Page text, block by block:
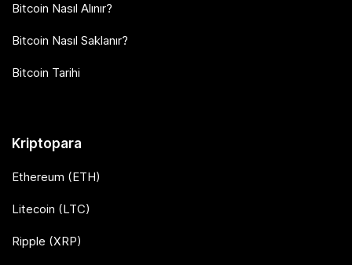
Bitcoin Nasıl Alınır?
Bitcoin Nasıl Saklanır?
Bitcoin Tarihi
Kriptopara
Ethereum (ETH)
Litecoin (LTC)
Ripple (XRP)